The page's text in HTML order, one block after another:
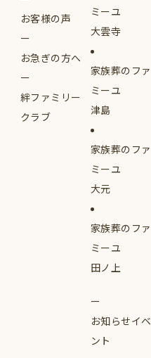
お客様の声
お急ぎの方へ
絆ファミリー
クラブ
ミーユ
大雲寺
家族葬のファ
ミーユ
津島
家族葬のファ
ミーユ
大元
家族葬のファ
ミーユ
田ノ上
お知らせイベ
ント